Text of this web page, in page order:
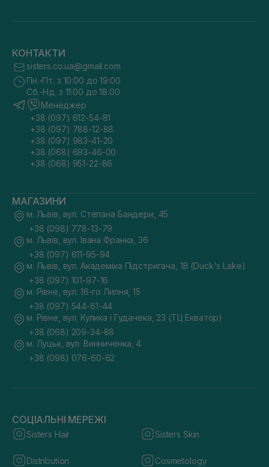
КОНТАКТИ
sisters.co.ua@gmail.com
Пн.-Пт. з 10:00 до 19:00
Сб.-Нд. з 11:00 до 18:00
Менеджер
+38 (097) 612-54-81
+38 (097) 788-12-88
+38 (097) 983-41-20
+38 (068) 693-46-00
+38 (068) 951-22-86
МАГАЗИНИ
м. Львів, вул. Степана Бандери, 45
+38 (098) 778-13-79
м. Львів, вул. Івана Франка, 36
+38 (097) 611-95-94
м. Львів, вул. Академіка Підстригача, 1В (Duck's Lake)
+38 (097) 101-97-16
м. Рівне, вул. 16-го Липня, 15
+38 (097) 544-61-44
м. Рівне, вул. Кулика і Гудачека, 23 (ТЦ Екватор)
+38 (068) 209-34-88
м. Луцьк, вул. Винниченка, 4
+38 (098) 076-60-62
СОЦІАЛЬНІ МЕРЕЖІ
Sisters Hair Sisters Skin
Distribution Cosmetology